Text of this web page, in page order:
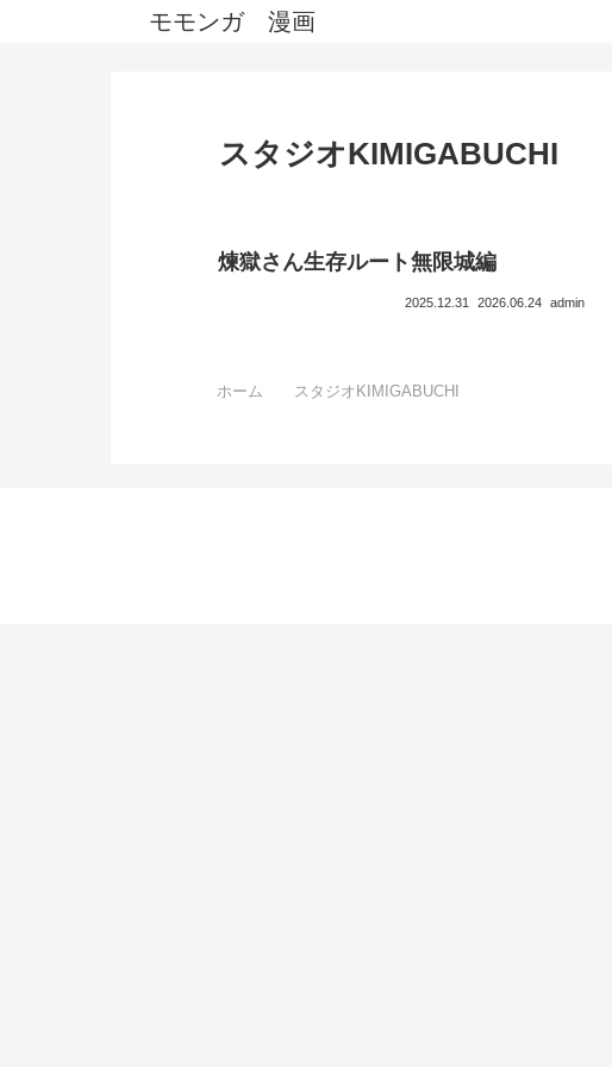
モモンガ 漫画
スタジオKIMIGABUCHI
煉獄さん生存ルート無限城編
2025.12.31 2026.06.24 admin
ホーム スタジオKIMIGABUCHI